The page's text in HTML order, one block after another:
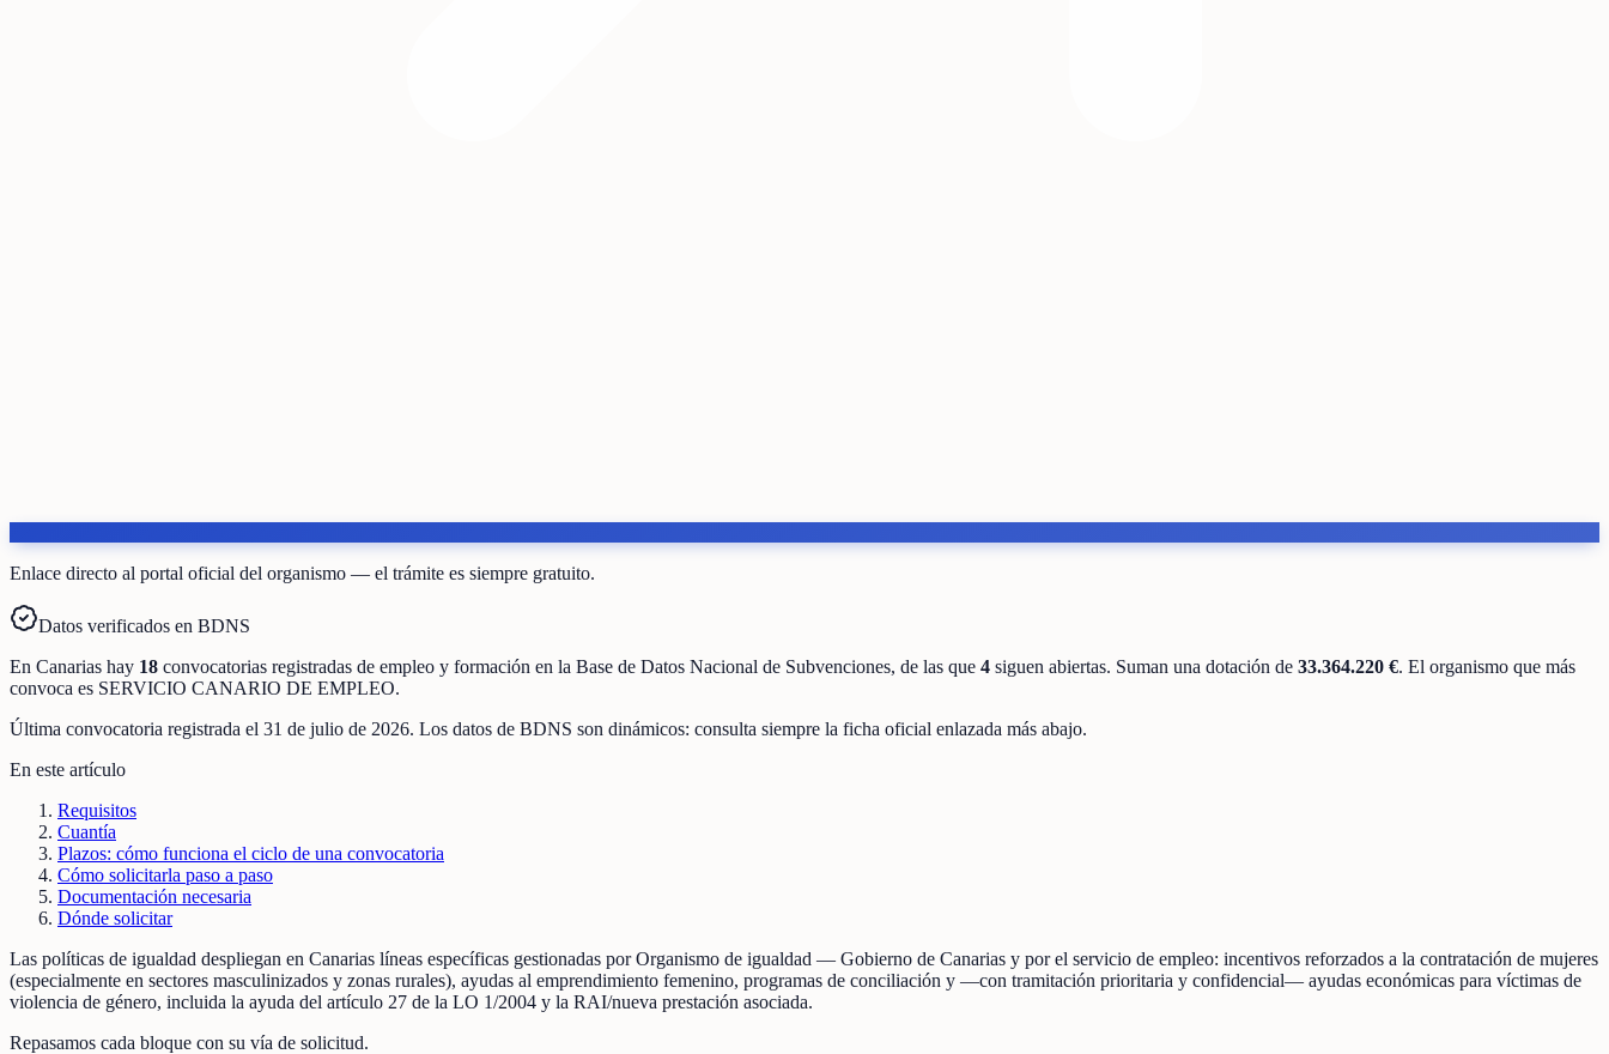
Enlace directo al portal oficial del organismo — el trámite es siempre gratuito.
Datos verificados en BDNS
En Canarias hay 18 convocatorias registradas de empleo y formación en la Base de Datos Nacional de Subvenciones, de las que 4 siguen abiertas. Suman una dotación de 33.364.220 €. El organismo que más
convoca es SERVICIO CANARIO DE EMPLEO.
Última convocatoria registrada el 31 de julio de 2026. Los datos de BDNS son dinámicos: consulta siempre la ficha oficial enlazada más abajo.
En este artículo
Requisitos
Cuantía
Plazos: cómo funciona el ciclo de una convocatoria
Cómo solicitarla paso a paso
Documentación necesaria
Dónde solicitar
Las políticas de igualdad despliegan en Canarias líneas específicas gestionadas por Organismo de igualdad — Gobierno de Canarias y por el servicio de empleo: incentivos reforzados a la contratación de mujeres
(especialmente en sectores masculinizados y zonas rurales), ayudas al emprendimiento femenino, programas de conciliación y —con tramitación prioritaria y confidencial— ayudas económicas para víctimas de
violencia de género, incluida la ayuda del artículo 27 de la LO 1/2004 y la RAI/nueva prestación asociada.
Repasamos cada bloque con su vía de solicitud.